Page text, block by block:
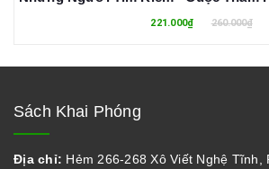
221.000₫ 260.000₫
Sách Khai Phóng
Địa chỉ: Hẻm 266-268 Xô Viết Nghệ Tĩnh,